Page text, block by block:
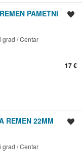
PAMETNI
grad / Centar
17 €
REMEN 22MM
grad / Centar